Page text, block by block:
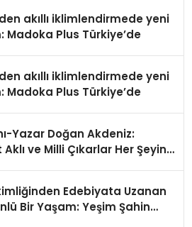
akıllı iklimlendirmede yeni
Madoka Plus Türkiye’de
akıllı iklimlendirmede yeni
Madoka Plus Türkiye’de
Yazar Doğan Akdeniz:
Aklı ve Milli Çıkarlar Her Şeyin
Edebiyata Uzanan
Bir Yaşam: Yeşim Şahin